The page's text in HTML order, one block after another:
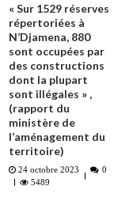
« Sur 1529 réserves
répertoriées à
N’Djamena, 880
sont occupées par
des constructions
dont la plupart
sont illégales » ,
(rapport du
ministère de
l’aménagement du
territoire)
24 octobre 2023
0
5489